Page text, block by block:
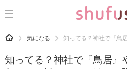
CATEGORY 記事カテゴリ
HOME 気になる 知ってる？神社で『鳥
知ってる？神社で『鳥居』